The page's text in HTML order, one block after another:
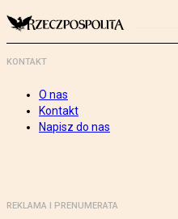
KONTAKT
O nas
Kontakt
Napisz do nas
REKLAMA I PRENUMERATA